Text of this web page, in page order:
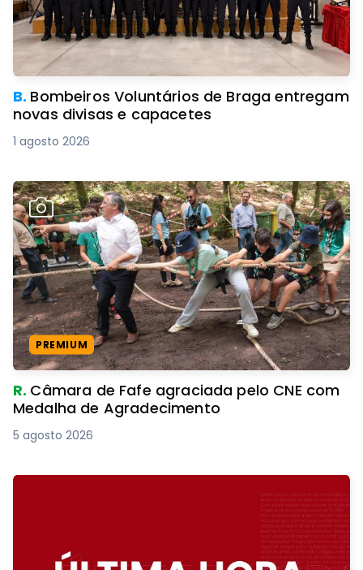
B. Bombeiros Voluntários de Braga entregam
novas divisas e capacetes
1 agosto 2026
PREMIUM
R. Câmara de Fafe agraciada pelo CNE com
Medalha de Agradecimento
5 agosto 2026